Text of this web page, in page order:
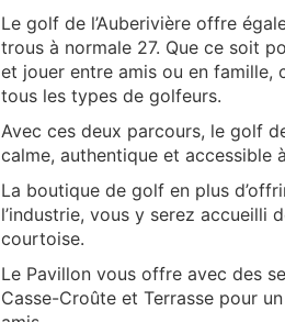
Le golf de l’Auberivière offre
trous à normale 27. Que ce soit
et jouer entre amis ou en famille,
tous les types de golfeurs.
Avec ces deux parcours, le golf
calme, authentique et accessible
La boutique de golf en plus
l’industrie, vous y serez accueilli
courtoise.
Le Pavillon vous offre avec des
Casse-Croûte et Terrasse pour